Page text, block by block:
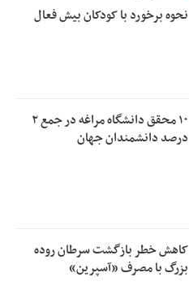
نحوه برخورد با کودکان بیش فعال
۱۰ محقق دانشگاه مراغه در جمع ۲
درصد دانشمندان جهان
کاهش خطر بازگشت سرطان روده
بزرگ با مصرف «آسپرین»